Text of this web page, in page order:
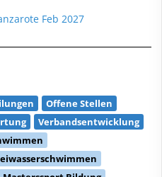
Feb 2027
Offene Stellen
Verbandsentwicklung